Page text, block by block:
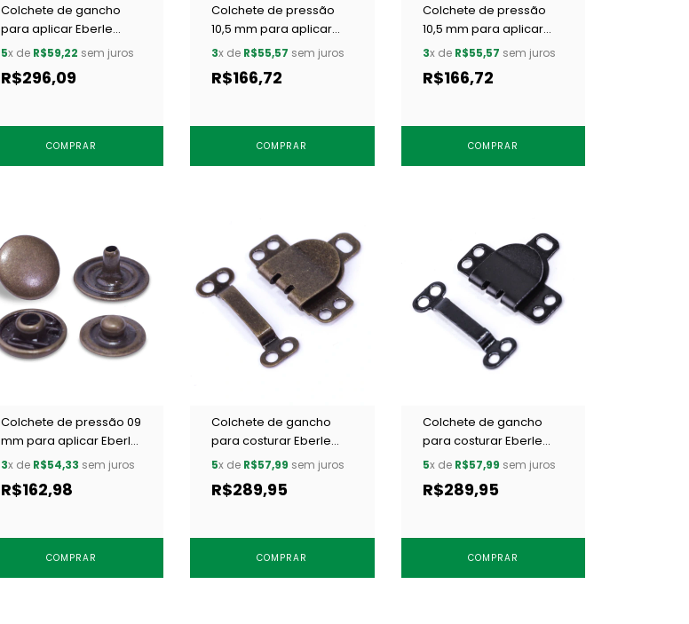
Colchete de gancho
para aplicar Eberle
CC8.891.9.L OXIT c/ 200
5x de R$59,22 sem juros
R$296,09
COMPRAR
Colchete de pressão
10,5 mm para aplicar
Eberle CC7.105.9.4.F
3x de R$55,57 sem juros
R$166,72
COMPRAR
Colchete de pressão
10,5 mm para aplicar
Eberle CC7.105.9.4.F
3x de R$55,57 sem juros
R$166,72
COMPRAR
Colchete de pressão 09
mm para aplicar Eberle
CC7.090.9.4.F LOXT c/
3x de R$54,33 sem juros
R$162,98
COMPRAR
Colchete de gancho
para costurar Eberle
CC8.893.9.L OXIT c/ 200
5x de R$57,99 sem juros
R$289,95
COMPRAR
Colchete de gancho
para costurar Eberle
CC8.893.9.L OESCT c/
5x de R$57,99 sem juros
R$289,95
COMPRAR